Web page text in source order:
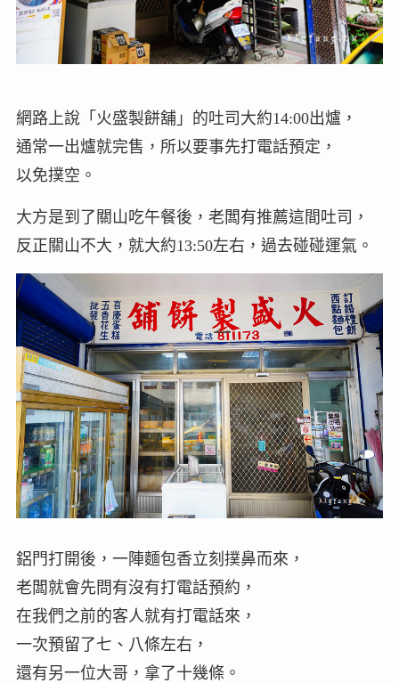
網路上說「火盛製餅舖」的吐司大約14:00出爐，
通常一出爐就完售，所以要事先打電話預定，
以免撲空。
大方是到了關山吃午餐後，老闆有推薦這間吐司，
反正關山不大，就大約13:50左右，過去碰碰運氣。
鋁門打開後，一陣麵包香立刻撲鼻而來，
老闆就會先問有沒有打電話預約，
在我們之前的客人就有打電話來，
一次預留了七、八條左右，
還有另一位大哥，拿了十幾條。